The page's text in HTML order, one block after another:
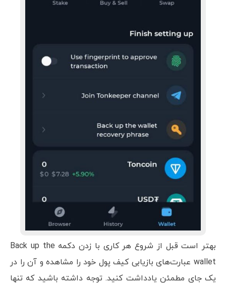
بهتر است قبل از شروع هر کاری با زدن دکمه Back up the
wallet عبارت‌های بازیابی کیف پول خود را مشاهده و آن را در
یک جای مطمئن یادداشت کنید. توجه داشته باشید که تنها